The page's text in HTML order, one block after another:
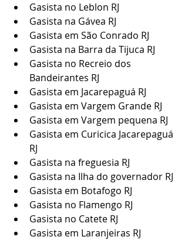
Gasista no Leblon RJ
Gasista na Gávea RJ
Gasista em São Conrado RJ
Gasista na Barra da Tijuca RJ
Gasista no Recreio dos
Bandeirantes RJ
Gasista em Jacarepaguá RJ
Gasista em Vargem Grande RJ
Gasista em Vargem pequena RJ
Gasista em Curicica Jacarepaguá
RJ
Gasista na freguesia RJ
Gasista na Ilha do governador RJ
Gasista em Botafogo RJ
Gasista no Flamengo RJ
Gasista no Catete RJ
Gasista em Laranjeiras RJ